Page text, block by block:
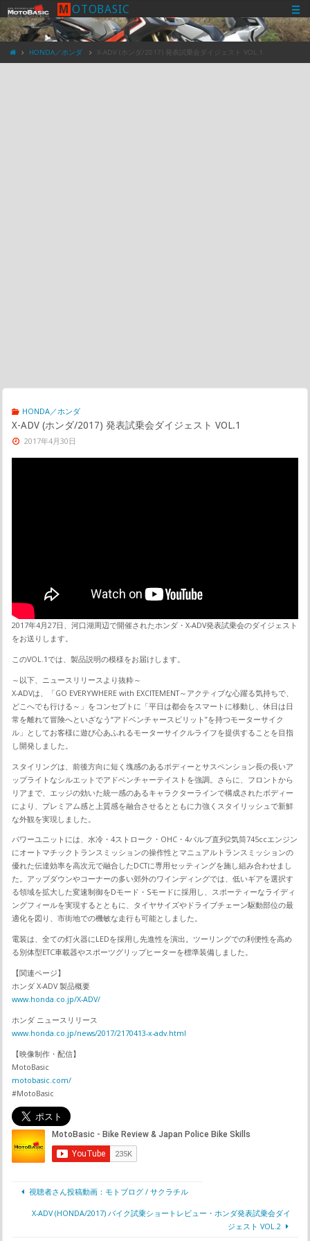
M OTOBASIC
HONDA／ホンダ X-ADV (ホンダ/2017) 発表試乗会ダイジェスト VOL.1
HONDA／ホンダ
X-ADV (ホンダ/2017) 発表試乗会ダイジェスト VOL.1
2017年4月30日
2017年4月27日、河口湖周辺で開催されたホンダ・X-ADV発表試乗会のダイジェスト
をお送りします。
このVOL.1では、製品説明の模様をお届けします。
～以下、ニュースリリースより抜粋～
X-ADVは、「GO EVERYWHERE with EXCITEMENT～アクティブな心躍る気持ちで、
どこへでも行ける～」をコンセプトに「平日は都会をスマートに移動し、休日は日
常を離れて冒険へといざなう“アドベンチャースピリット”を持つモーターサイク
ル」としてお客様に遊び心あふれるモーターサイクルライフを提供することを目指
し開発しました。
スタイリングは、前後方向に短く塊感のあるボディーとサスペンション長の長いア
ップライトなシルエットでアドベンチャーテイストを強調。さらに、フロントから
リアまで、エッジの効いた統一感のあるキャラクターラインで構成されたボディー
により、プレミアム感と上質感を融合させるとともに力強くスタイリッシュで新鮮
な外観を実現しました。
パワーユニットには、水冷・4ストローク・OHC・4バルブ直列2気筒745ccエンジン
にオートマチックトランスミッションの操作性とマニュアルトランスミッションの
優れた伝達効率を高次元で融合したDCTに専用セッティングを施し組み合わせまし
た。アップダウンやコーナーの多い郊外のワインディングでは、低いギアを選択す
る領域を拡大した変速制御をDモード・Sモードに採用し、スポーティーなライディ
ングフィールを実現するとともに、タイヤサイズやドライブチェーン駆動部位の最
適化を図り、市街地での機敏な走行も可能としました。
電装は、全ての灯火器にLEDを採用し先進性を演出。ツーリングでの利便性を高め
る別体型ETC車載器やスポーツグリップヒーターを標準装備しました。
【関連ページ】
ホンダ X-ADV 製品概要
www.honda.co.jp/X-ADV/
ホンダ ニュースリリース
www.honda.co.jp/news/2017/2170413-x-adv.html
【映像制作・配信】
MotoBasic
motobasic.com/
#MotoBasic
視聴者さん投稿動画：モトブログ / サクラチル
X-ADV (HONDA/2017) バイク試乗ショートレビュー・ホンダ発表試乗会ダイ
ジェスト VOL.2